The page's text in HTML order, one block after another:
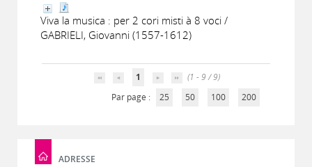
Viva la musica : per 2 cori misti à 8 voci /
GABRIELI, Giovanni (1557-1612)
1
(1 - 9 / 9)
Par page :
25 50 100 200
ADRESSE